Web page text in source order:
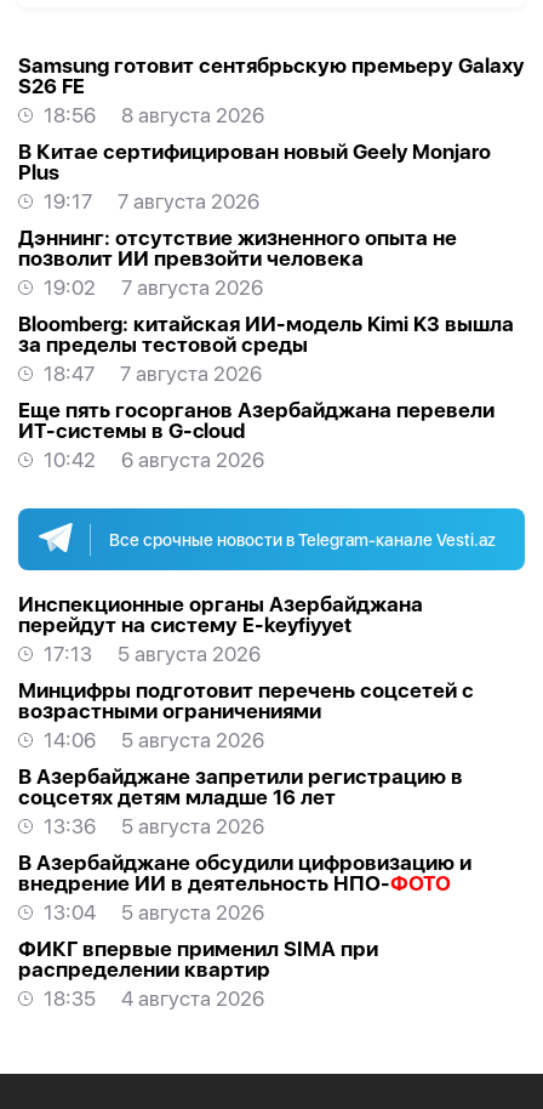
Samsung готовит сентябрьскую премьеру Galaxy
S26 FE
18:56
8 августа 2026
В Китае сертифицирован новый Geely Monjaro
Plus
19:17
7 августа 2026
Дэннинг: отсутствие жизненного опыта не
позволит ИИ превзойти человека
19:02
7 августа 2026
Bloomberg: китайская ИИ-модель Kimi K3 вышла
за пределы тестовой среды
18:47
7 августа 2026
Еще пять госорганов Азербайджана перевели
ИТ-системы в G-cloud
10:42
6 августа 2026
Все срочные новости в Telegram-канале Vesti.az
Инспекционные органы Азербайджана
перейдут на систему E-keyfiyyet
17:13
5 августа 2026
Минцифры подготовит перечень соцсетей с
возрастными ограничениями
14:06
5 августа 2026
В Азербайджане запретили регистрацию в
соцсетях детям младше 16 лет
13:36
5 августа 2026
В Азербайджане обсудили цифровизацию и
внедрение ИИ в деятельность НПО-ФОТО
13:04
5 августа 2026
ФИКГ впервые применил SIMA при
распределении квартир
18:35
4 августа 2026